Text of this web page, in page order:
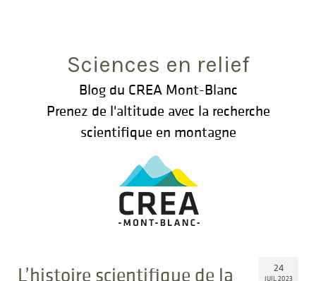
Sciences en relief
Blog du CREA Mont-Blanc
Prenez de l'altitude avec la recherche
scientifique en montagne
24
JUIL 2023
L’histoire scientifique de la